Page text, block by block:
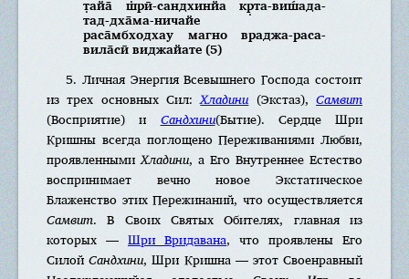
т̣айа̄ ш̇рӣ-сандхинйа кр̣та-виш́ада-
тад-дха̄ма-ничайе
раса̄мбходхау магно враджа-раса-
вила̄сӣ виджайате (5)
5. Личная Энергия Всевышнего Господа состоит
из трех основных Сил:Хладини(Экстаз),Самвит
(Восприятие) и Сандхини(Бытие). Сердце Шри
Кришны всегда поглощено Переживаниями Любви,
проявленнымиХладини, а Его Внутреннее Естество
воспринимает вечно новое Экстатическое
Блаженство этих Пережинаний, что осуществляется
Самвит. В Своих Святых Обителях, главная из
которых — Шри Вридавана, что проявлены Его
СилойСандхини, Шри Кришна — этот Своенравный